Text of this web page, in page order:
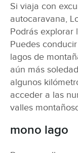
Si viaja con
autocaravana,
Podrás explorar
Puedes
lagos de
aún más
algunos
acceder a las
valles
mono lago